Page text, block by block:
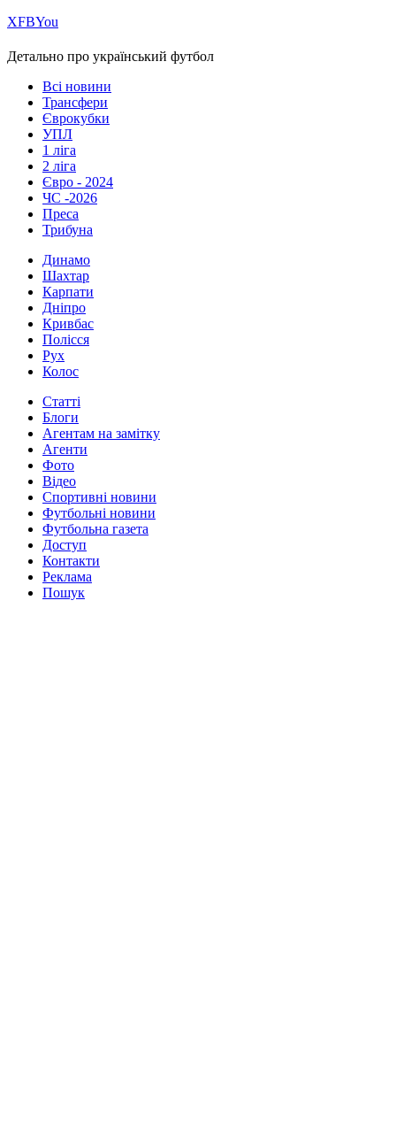
ХFBYou
Детально про український футбол
Всі новини
Трансфери
Єврокубки
УПЛ
1 ліга
2 ліга
Євро - 2024
ЧС -2026
Преса
Трибуна
Динамо
Шахтар
Карпати
Дніпро
Кривбас
Полісся
Рух
Колос
Статті
Блоги
Агентам на замітку
Агенти
Фото
Відео
Спортивні новини
Футбольні новини
Футбольна газета
Доступ
Контакти
Реклама
Пошук